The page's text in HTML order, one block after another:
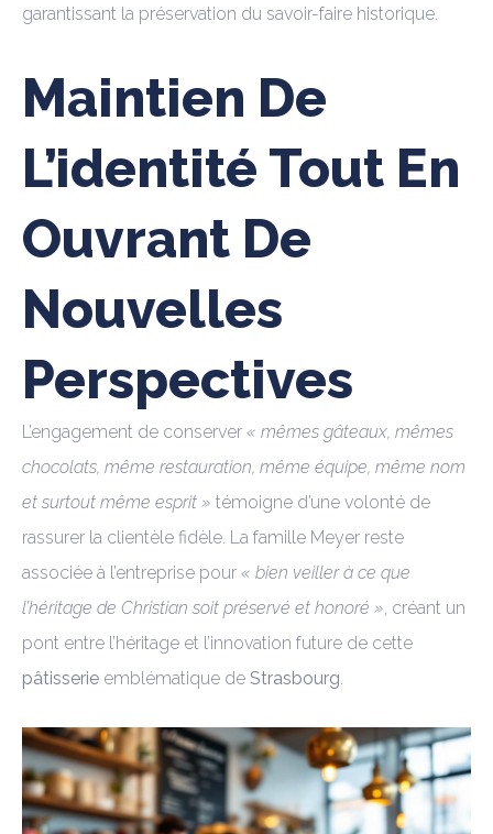
garantissant la préservation du savoir-faire historique.
Maintien De
L’identité Tout En
Ouvrant De
Nouvelles
Perspectives
L’engagement de conserver « mêmes gâteaux, mêmes
chocolats, même restauration, même équipe, même nom
et surtout même esprit » témoigne d’une volonté de
rassurer la clientèle fidèle. La famille Meyer reste
associée à l’entreprise pour « bien veiller à ce que
l’héritage de Christian soit préservé et honoré », créant un
pont entre l’héritage et l’innovation future de cette
pâtisserie emblématique de Strasbourg.